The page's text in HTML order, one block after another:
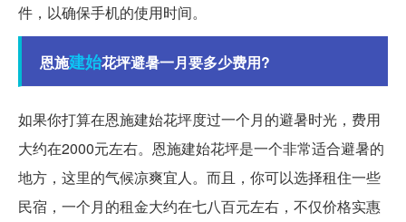
件，以确保手机的使用时间。
恩施建始花坪避暑一月要多少费用?
如果你打算在恩施建始花坪度过一个月的避暑时光，费用
大约在2000元左右。恩施建始花坪是一个非常适合避暑的
地方，这里的气候凉爽宜人。而且，你可以选择租住一些
民宿，一个月的租金大约在七八百元左右，不仅价格实惠